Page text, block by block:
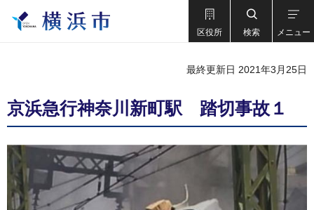
区役所 検索 メニュー
最終更新日 2021年3月25日
京浜急行神奈川新町駅 踏切事故１